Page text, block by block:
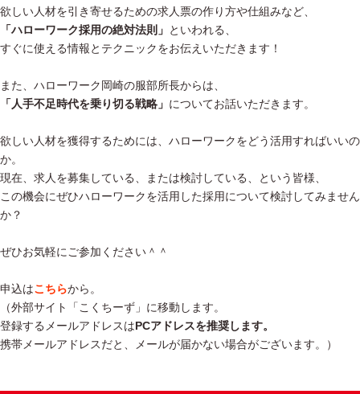
欲しい人材を引き寄せるための求人票の作り方や仕組みなど、
「ハローワーク採用の絶対法則」 といわれる、
すぐに使える情報とテクニックをお伝えいただきます！
また、ハローワーク岡崎の服部所長からは、
「人手不足時代を乗り切る戦略」 についてお話いただきます。
欲しい人材を獲得するためには、ハローワークをどう活用すればいいの
か。
現在、求人を募集している、または検討している、という皆様、
この機会にぜひハローワークを活用した採用について検討してみません
か？
ぜひお気軽にご参加ください＾＾
申込はこちらから。
（外部サイト「こくちーず」に移動します。
登録するメールアドレスはPCアドレスを推奨します。
携帯メールアドレスだと、メールが届かない場合がございます。）